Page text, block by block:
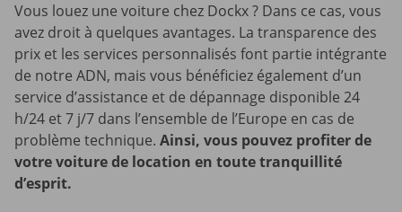
Vous louez une voiture chez Dockx ? Dans ce cas, vous
avez droit à quelques avantages. La transparence des
prix et les services personnalisés font partie intégrante
de notre ADN, mais vous bénéficiez également d’un
service d’assistance et de dépannage disponible 24
h/24 et 7 j/7 dans l’ensemble de l’Europe en cas de
problème technique. Ainsi, vous pouvez profiter de
votre voiture de location en toute tranquillité
d’esprit.